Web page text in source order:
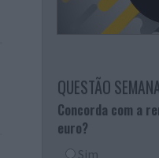
QUESTÃO
Concorda com a
euro?
Sim